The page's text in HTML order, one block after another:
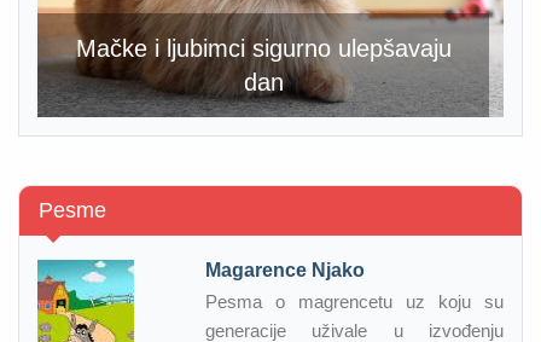
Mačke i ljubimci sigurno ulepšavaju
dan
Pesme
Magarence Njako
Pesma o magrencetu uz koju su
generacije uživale u izvođenju